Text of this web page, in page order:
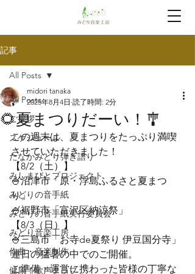
記事
All Posts
ご挨拶
スケジュール
たなかみどり弾き語り
みしまびとプロジェクト
みどりの音手紙
みどりの音手紙実行委員会
みどり音楽工房
作曲・音楽制作
健康！歌声クラブ
All Posts
🌻夏まつりだーい！🎐
midori tanaka
2025年8月4日 読了時間: 2分
この週末は、夏まつりをたっぷり満喫
させていただきました！
【8/2（土）】
🍧沼津市「原・浮島ふるさと夏まつ
り」
🍧裾野市「富沢区納涼祭」
【8/3（日）】
🍧三島市「お寺de夏祭り 伊豆国分寺」
連日の猛暑の中でのご開催。
ご準備・運営に携わった皆様の丁寧な